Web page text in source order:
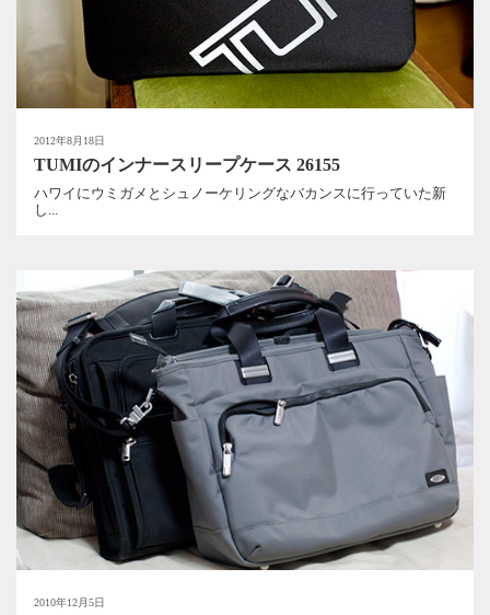
2012年8月18日
TUMIのインナースリープケース 26155
ハワイにウミガメとシュノーケリングなバカンスに行っていた新
し...
2010年12月5日